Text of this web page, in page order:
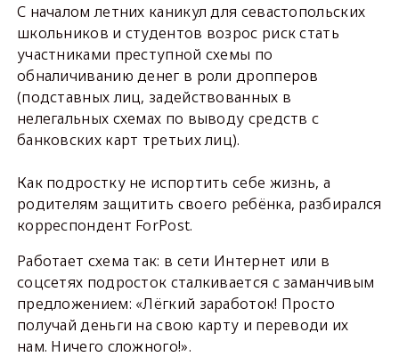
С началом летних каникул для севастопольских
школьников и студентов возрос риск стать
участниками преступной схемы по
обналичиванию денег в роли дропперов
(подставных лиц, задействованных в
нелегальных схемах по выводу средств с
банковских карт третьих лиц).
Как подростку не испортить себе жизнь, а
родителям защитить своего ребёнка, разбирался
корреспондент ForPost.
Работает схема так: в сети Интернет или в
соцсетях подросток сталкивается с заманчивым
предложением: «Лёгкий заработок! Просто
получай деньги на свою карту и переводи их
нам. Ничего сложного!».